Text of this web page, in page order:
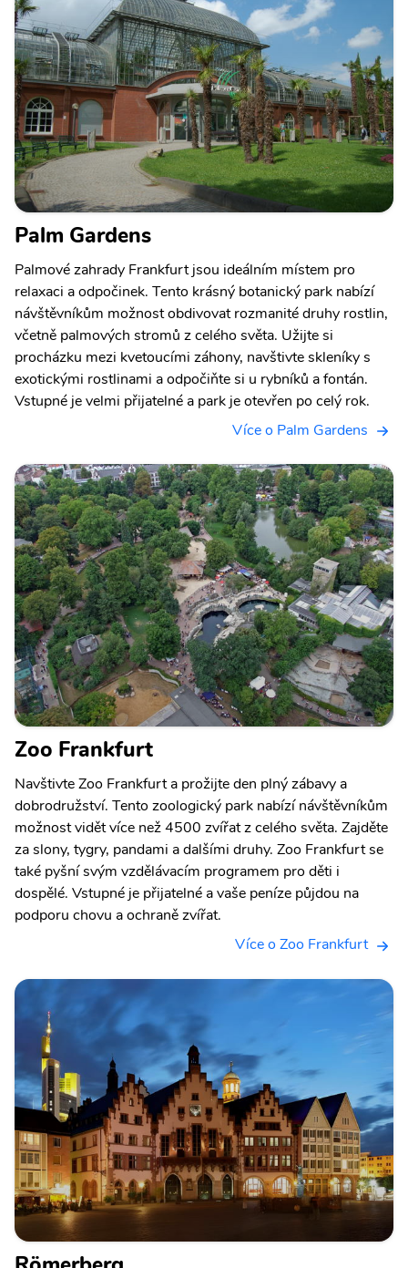
Palm Gardens
Palmové zahrady Frankfurt jsou ideálním místem pro
relaxaci a odpočinek. Tento krásný botanický park nabízí
návštěvníkům možnost obdivovat rozmanité druhy rostlin,
včetně palmových stromů z celého světa. Užijte si
procházku mezi kvetoucími záhony, navštivte skleníky s
exotickými rostlinami a odpočiňte si u rybníků a fontán.
Vstupné je velmi přijatelné a park je otevřen po celý rok.
Více o Palm Gardens
Zoo Frankfurt
Navštivte Zoo Frankfurt a prožijte den plný zábavy a
dobrodružství. Tento zoologický park nabízí návštěvníkům
možnost vidět více než 4500 zvířat z celého světa. Zajděte
za slony, tygry, pandami a dalšími druhy. Zoo Frankfurt se
také pyšní svým vzdělávacím programem pro děti i
dospělé. Vstupné je přijatelné a vaše peníze půjdou na
podporu chovu a ochraně zvířat.
Více o Zoo Frankfurt